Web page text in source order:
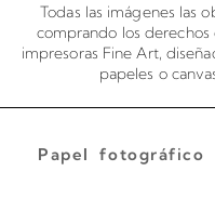
Todas las imágenes las
comprando los
impresoras Fine Art,
papeles o
Papel fotográfico